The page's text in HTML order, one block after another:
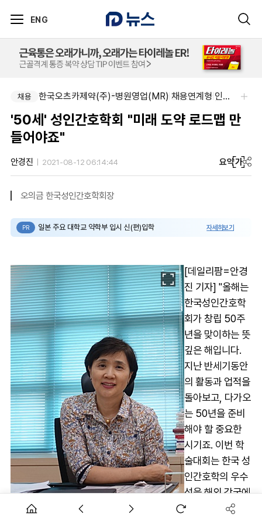
ENG
채용 한국오츠카제약(주)-병원영업(MR) 채용연계형 인턴(신입사원) 모집 공고
채용 아주약품-평택공장 제조관리약사 채용(신입우대)
'50세' 성인간호학회 "미래 도약 로드맵 만
들어야죠"
안경진 2021-08-12 06:14:44 요약가
오의금 한국성인간호학회장
PR 일본 주요 대학교 약학부 입시 신(편)입학 자세히보기
[데일리팜=안경
진 기자] "올해는
한국성인간호학
회가 창립 50주
년을 맞이하는 뜻
깊은 해입니다.
지난 반세기동안
의 활동과 업적을
돌아보고, 다가오
는 50년을 준비
해야 할 중요한
시기죠. 이번 학
술대회는 한국 성
인간호학의 우수
성을 해외 각국에
알리는 글로벌 도